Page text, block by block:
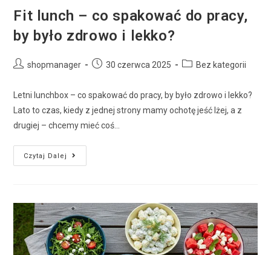
Fit lunch – co spakować do pracy,
by było zdrowo i lekko?
shopmanager 30 czerwca 2025 Bez kategorii
Letni lunchbox – co spakować do pracy, by było zdrowo i lekko?
Lato to czas, kiedy z jednej strony mamy ochotę jeść lżej, a z
drugiej – chcemy mieć coś…
Czytaj Dalej